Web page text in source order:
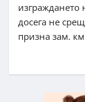
изграждането
досега не
призна зам.